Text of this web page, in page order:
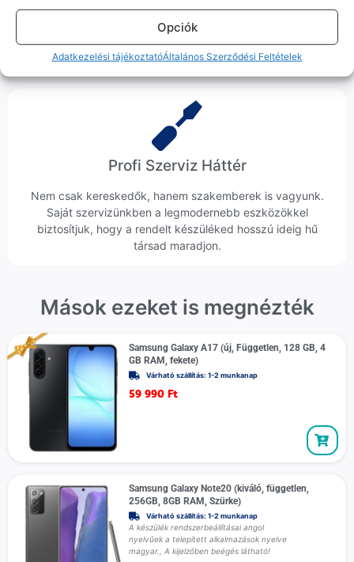
Opciók
Adatkezelési tájékoztatóÁltalános Szerződési Feltételek
Ha messze laksz, mi megyünk a készülékért. Garanciális
probléma esetén küldjük a futárt, bevizsgáljuk a telefont, és
javítva vagy cserélve küldjük vissza – neked ez 0 Ft
költséggel jár.
Profi Szerviz Háttér
Nem csak kereskedők, hanem szakemberek is vagyunk.
Saját szervizünkben a legmodernebb eszközökkel
biztosítjuk, hogy a rendelt készüléked hosszú ideig hű
társad maradjon.
Mások ezeket is megnézték
Samsung Galaxy A17 (új, Független, 128 GB, 4
GB RAM, fekete)
Várható szállítás: 1-2 munkanap
59 990 Ft
Samsung Galaxy Note20 (kiváló, független,
256GB, 8GB RAM, Szürke)
Várható szállítás: 1-2 munkanap
A készülék rendszerbeállításai angol
nyelvűek a telepített alkalmazások nyelve
magyar., A kijelzőben beégés látható!